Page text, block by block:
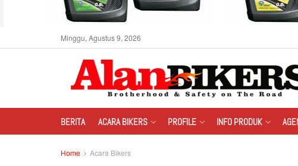
Minggu, Agustus 9, 2026
BERITA ACARA BIKERS PROFILE INFO PRODUK
Home Acara Bikers